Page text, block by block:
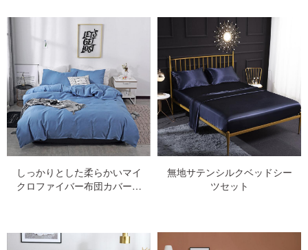
しっかりとした柔らかいマイ
クロファイバー布団カバーセ
無地サテンシルクベッドシー
ツセット